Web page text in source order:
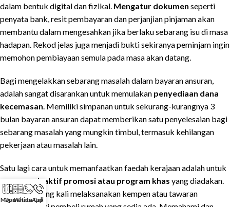
dalam bentuk digital dan fizikal. Mengatur dokumen seperti
penyata bank, resit pembayaran dan perjanjian pinjaman akan
membantu dalam mengesahkan jika berlaku sebarang isu di masa
hadapan. Rekod jelas juga menjadi bukti sekiranya peminjam ingin
memohon pembiayaan semula pada masa akan datang.
Bagi mengelakkan sebarang masalah dalam bayaran ansuran,
adalah sangat disarankan untuk memulakan penyediaan dana
kecemasan . Memiliki simpanan untuk sekurang-kurangnya 3
bulan bayaran ansuran dapat memberikan satu penyelesaian bagi
sebarang masalah yang mungkin timbul, termasuk kehilangan
pekerjaan atau masalah lain.
Satu lagi cara untuk memanfaatkan faedah kerajaan adalah untuk
menyemak aktif promosi atau program khas yang diadakan.
Kerajaan sering kali melaksanakan kempen atau tawaran
Maps
Quotation
WhatsApp
Call